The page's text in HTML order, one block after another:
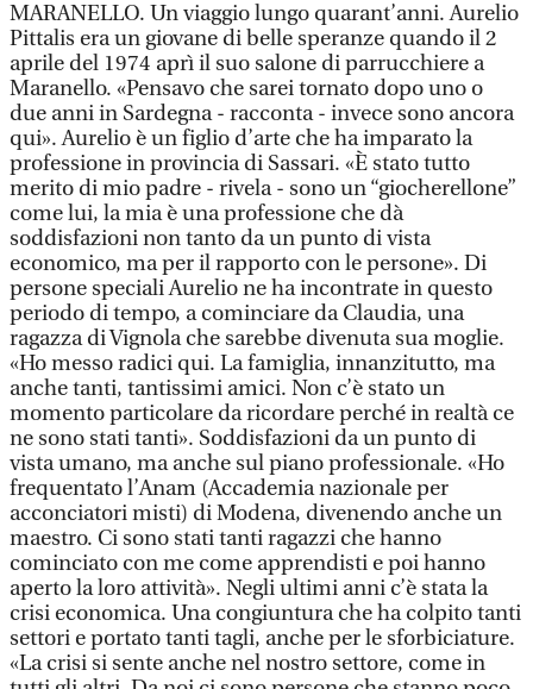
MARANELLO. Un viaggio lungo quarant’anni. Aurelio
Pittalis era un giovane di belle speranze quando il 2
aprile del 1974 aprì il suo salone di parrucchiere a
Maranello. «Pensavo che sarei tornato dopo uno o
due anni in Sardegna - racconta - invece sono ancora
qui». Aurelio è un figlio d’arte che ha imparato la
professione in provincia di Sassari. «È stato tutto
merito di mio padre - rivela - sono un “giocherellone”
come lui, la mia è una professione che dà
soddisfazioni non tanto da un punto di vista
economico, ma per il rapporto con le persone». Di
persone speciali Aurelio ne ha incontrate in questo
periodo di tempo, a cominciare da Claudia, una
ragazza di Vignola che sarebbe divenuta sua moglie.
«Ho messo radici qui. La famiglia, innanzitutto, ma
anche tanti, tantissimi amici. Non c’è stato un
momento particolare da ricordare perché in realtà ce
ne sono stati tanti». Soddisfazioni da un punto di
vista umano, ma anche sul piano professionale. «Ho
frequentato l’Anam (Accademia nazionale per
acconciatori misti) di Modena, divenendo anche un
maestro. Ci sono stati tanti ragazzi che hanno
cominciato con me come apprendisti e poi hanno
aperto la loro attività». Negli ultimi anni c’è stata la
crisi economica. Una congiuntura che ha colpito tanti
settori e portato tanti tagli, anche per le sforbiciature.
«La crisi si sente anche nel nostro settore, come in